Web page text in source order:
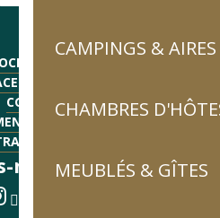
CAMPINGS &
CHAMBRES
MEUBLÉS & GÎTES
PRESSE
CGV
QUALITÉ
- EMPLOI
nous !